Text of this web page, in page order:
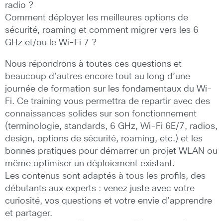
radio ?
Comment déployer les meilleures options de
sécurité, roaming et comment migrer vers les 6
GHz et/ou le Wi-Fi 7 ?
Nous répondrons à toutes ces questions et
beaucoup d’autres encore tout au long d’une
journée de formation sur les fondamentaux du Wi-
Fi. Ce training vous permettra de repartir avec des
connaissances solides sur son fonctionnement
(terminologie, standards, 6 GHz, Wi-Fi 6E/7, radios,
design, options de sécurité, roaming, etc.) et les
bonnes pratiques pour démarrer un projet WLAN ou
même optimiser un déploiement existant.
Les contenus sont adaptés à tous les profils, des
débutants aux experts : venez juste avec votre
curiosité, vos questions et votre envie d’apprendre
et partager.